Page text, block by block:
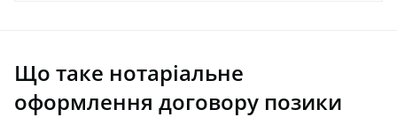
Що таке нотаріальне
оформлення договору позики